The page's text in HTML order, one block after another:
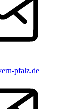
pfalz.de